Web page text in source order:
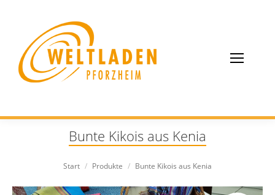
Bunte Kikois aus Kenia
Sie befinden sich hier:
Start Produkte Bunte Kikois aus Kenia